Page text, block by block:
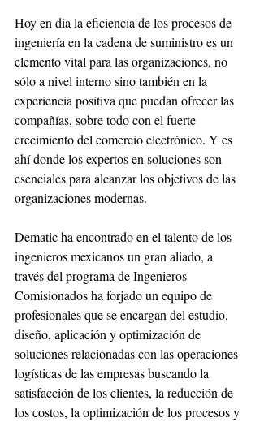
Hoy en día la eficiencia de los procesos de
ingeniería en la cadena de suministro es un
elemento vital para las organizaciones, no
sólo a nivel interno sino también en la
experiencia positiva que puedan ofrecer las
compañías, sobre todo con el fuerte
crecimiento del comercio electrónico. Y es
ahí donde los expertos en soluciones son
esenciales para alcanzar los objetivos de las
organizaciones modernas.
Dematic ha encontrado en el talento de los
ingenieros mexicanos un gran aliado, a
través del programa de Ingenieros
Comisionados ha forjado un equipo de
profesionales que se encargan del estudio,
diseño, aplicación y optimización de
soluciones relacionadas con las operaciones
logísticas de las empresas buscando la
satisfacción de los clientes, la reducción de
los costos, la optimización de los procesos y